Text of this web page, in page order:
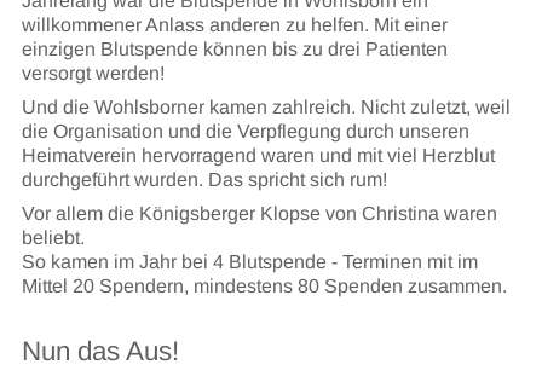
willkommener Anlass anderen zu helfen. Mit einer
einzigen Blutspende können bis zu drei Patienten
versorgt werden!
Und die Wohlsborner kamen zahlreich. Nicht zuletzt, weil
die Organisation und die Verpflegung durch unseren
Heimatverein hervorragend waren und mit viel Herzblut
durchgeführt wurden. Das spricht sich rum!
Vor allem die Königsberger Klopse von Christina waren
beliebt.
So kamen im Jahr bei 4 Blutspende - Terminen mit im
Mittel 20 Spendern, mindestens 80 Spenden zusammen.
Nun das Aus!